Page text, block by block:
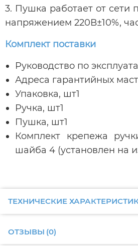
3. Пушка работает от сети
напряжением 220В±10%,
Комплект поставки
Руководство по
Адреса гарантийных
Упаковка, шт1
Ручка, шт1
Пушка, шт1
Комплект крепежа
шайба 4 (установлен на
ТЕХНИЧЕСКИЕ
ОТЗЫВЫ (0)